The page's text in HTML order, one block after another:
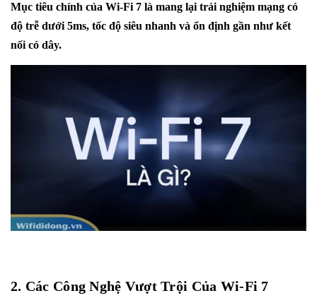
Mục tiêu chính của Wi-Fi 7 là mang lại trải nghiệm mạng có
độ trễ dưới 5ms, tốc độ siêu nhanh và ổn định gần như kết
nối có dây.
2. Các Công Nghệ Vượt Trội Của Wi-Fi 7